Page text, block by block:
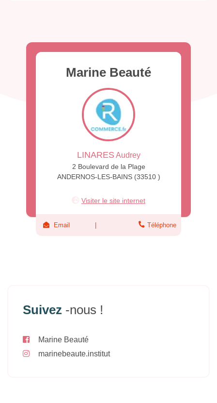
Marine Beauté
LINARES Audrey
2 Boulevard de la Plage
ANDERNOS-LES-BAINS (33510 )
Visiter le site internet
Email Téléphone
Suivez -nous !
Marine Beauté
marinebeaute.institut